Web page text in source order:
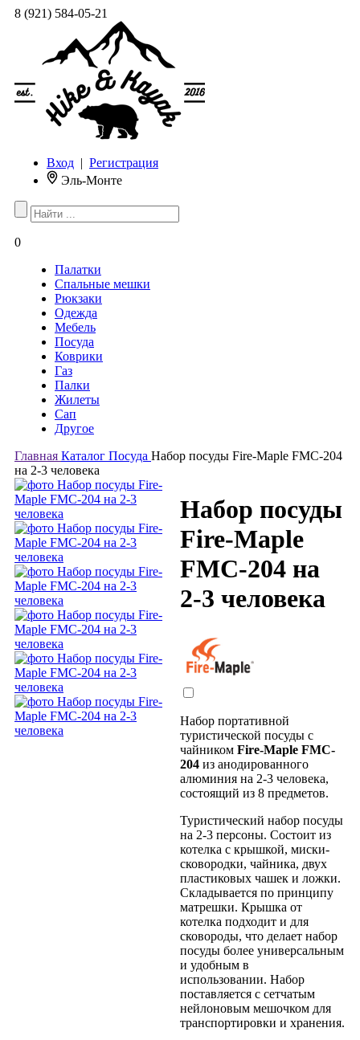
8 (921) 584-05-21
Вход | Регистрация
Эль-Монте
0
Палатки
Спальные мешки
Рюкзаки
Одежда
Мебель
Посуда
Коврики
Газ
Палки
Жилеты
Сап
Другое
Главная Каталог Посуда Набор посуды Fire-Maple FMC-204
на 2-3 человека
Набор посуды
Fire-Maple
FMC-204 на
2-3 человека
Набор портативной
туристической посуды с
чайником Fire-Maple FMC-
204 из анодированного
алюминия на 2-3 человека,
состоящий из 8 предметов.
Туристический набор посуды
на 2-3 персоны. Состоит из
котелка с крышкой, миски-
сковородки, чайника, двух
пластиковых чашек и ложки.
Складывается по принципу
матрешки. Крышка от
котелка подходит и для
сковороды, что делает набор
посуды более универсальным
и удобным в
использовании. Набор
поставляется с сетчатым
нейлоновым мешочком для
транспортировки и хранения.